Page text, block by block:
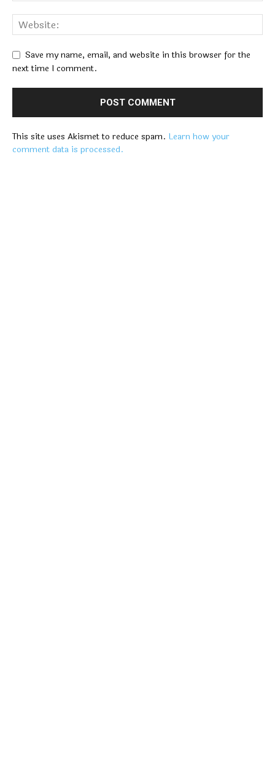
Save my name, email, and website in this browser for the
next time I comment.
This site uses Akismet to reduce spam. Learn how your
comment data is processed.